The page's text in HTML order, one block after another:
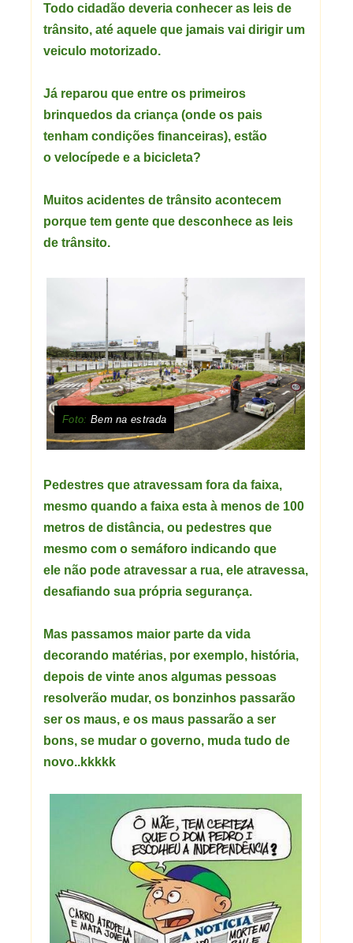
Todo cidadão deveria conhecer as leis de
trânsito, até aquele que jamais vai dirigir um
veiculo motorizado.
Já reparou que entre os primeiros
brinquedos da criança (onde os pais
tenham condições financeiras), estão
o velocípede e a bicicleta?
Muitos acidentes de trânsito acontecem
porque tem gente que desconhece as leis
de trânsito.
Foto: Bem na estrada
Pedestres que atravessam fora da faixa,
mesmo quando a faixa esta à menos de 100
metros de distância, ou pedestres que
mesmo com o semáforo indicando que
ele não pode atravessar a rua, ele atravessa,
desafiando sua própria segurança.
Mas passamos maior parte da vida
decorando matérias, por exemplo, história,
depois de vinte anos algumas pessoas
resolverão mudar, os bonzinhos passarão
ser os maus, e os maus passarão a ser
bons, se mudar o governo, muda tudo de
novo..kkkkk